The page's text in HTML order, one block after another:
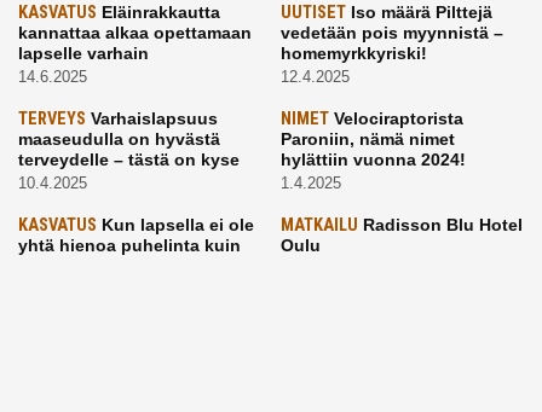
KASVATUS Eläinrakkautta
kannattaa alkaa opettamaan
lapselle varhain
14.6.2025
UUTISETIso määrä Pilttejä
vedetään pois myynnistä –
homemyrkkyriski!
12.4.2025
TERVEYS Varhaislapsuus
maaseudulla on hyvästä
terveydelle – tästä on kyse
10.4.2025
NIMETVelociraptorista
Paroniin, nämä nimet
hylättiin vuonna 2024!
1.4.2025
KASVATUS Kun lapsella ei ole
yhtä hienoa puhelinta kuin
MATKAILU Radisson Blu Hotel
Oulu